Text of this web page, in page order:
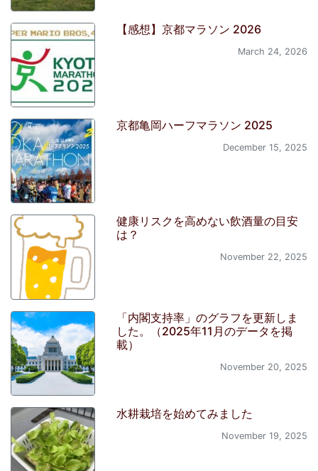
【感想】京都マラソン 2026
March 24, 2026
京都亀岡ハーフマラソン 2025
December 15, 2025
健康リスクを高めない飲酒量の目安
は？
November 22, 2025
「内閣支持率」のグラフを更新しま
した。（2025年11月のデータを掲
載）
November 20, 2025
水耕栽培を始めてみました
November 19, 2025